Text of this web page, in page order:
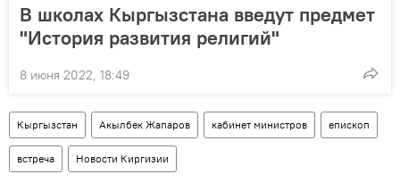
В школах Кыргызстана введут предмет
"История развития религий"
8 июня 2022, 18:49
Кыргызстан Акылбек Жапаров кабинет министров епископ
встреча Новости Киргизии